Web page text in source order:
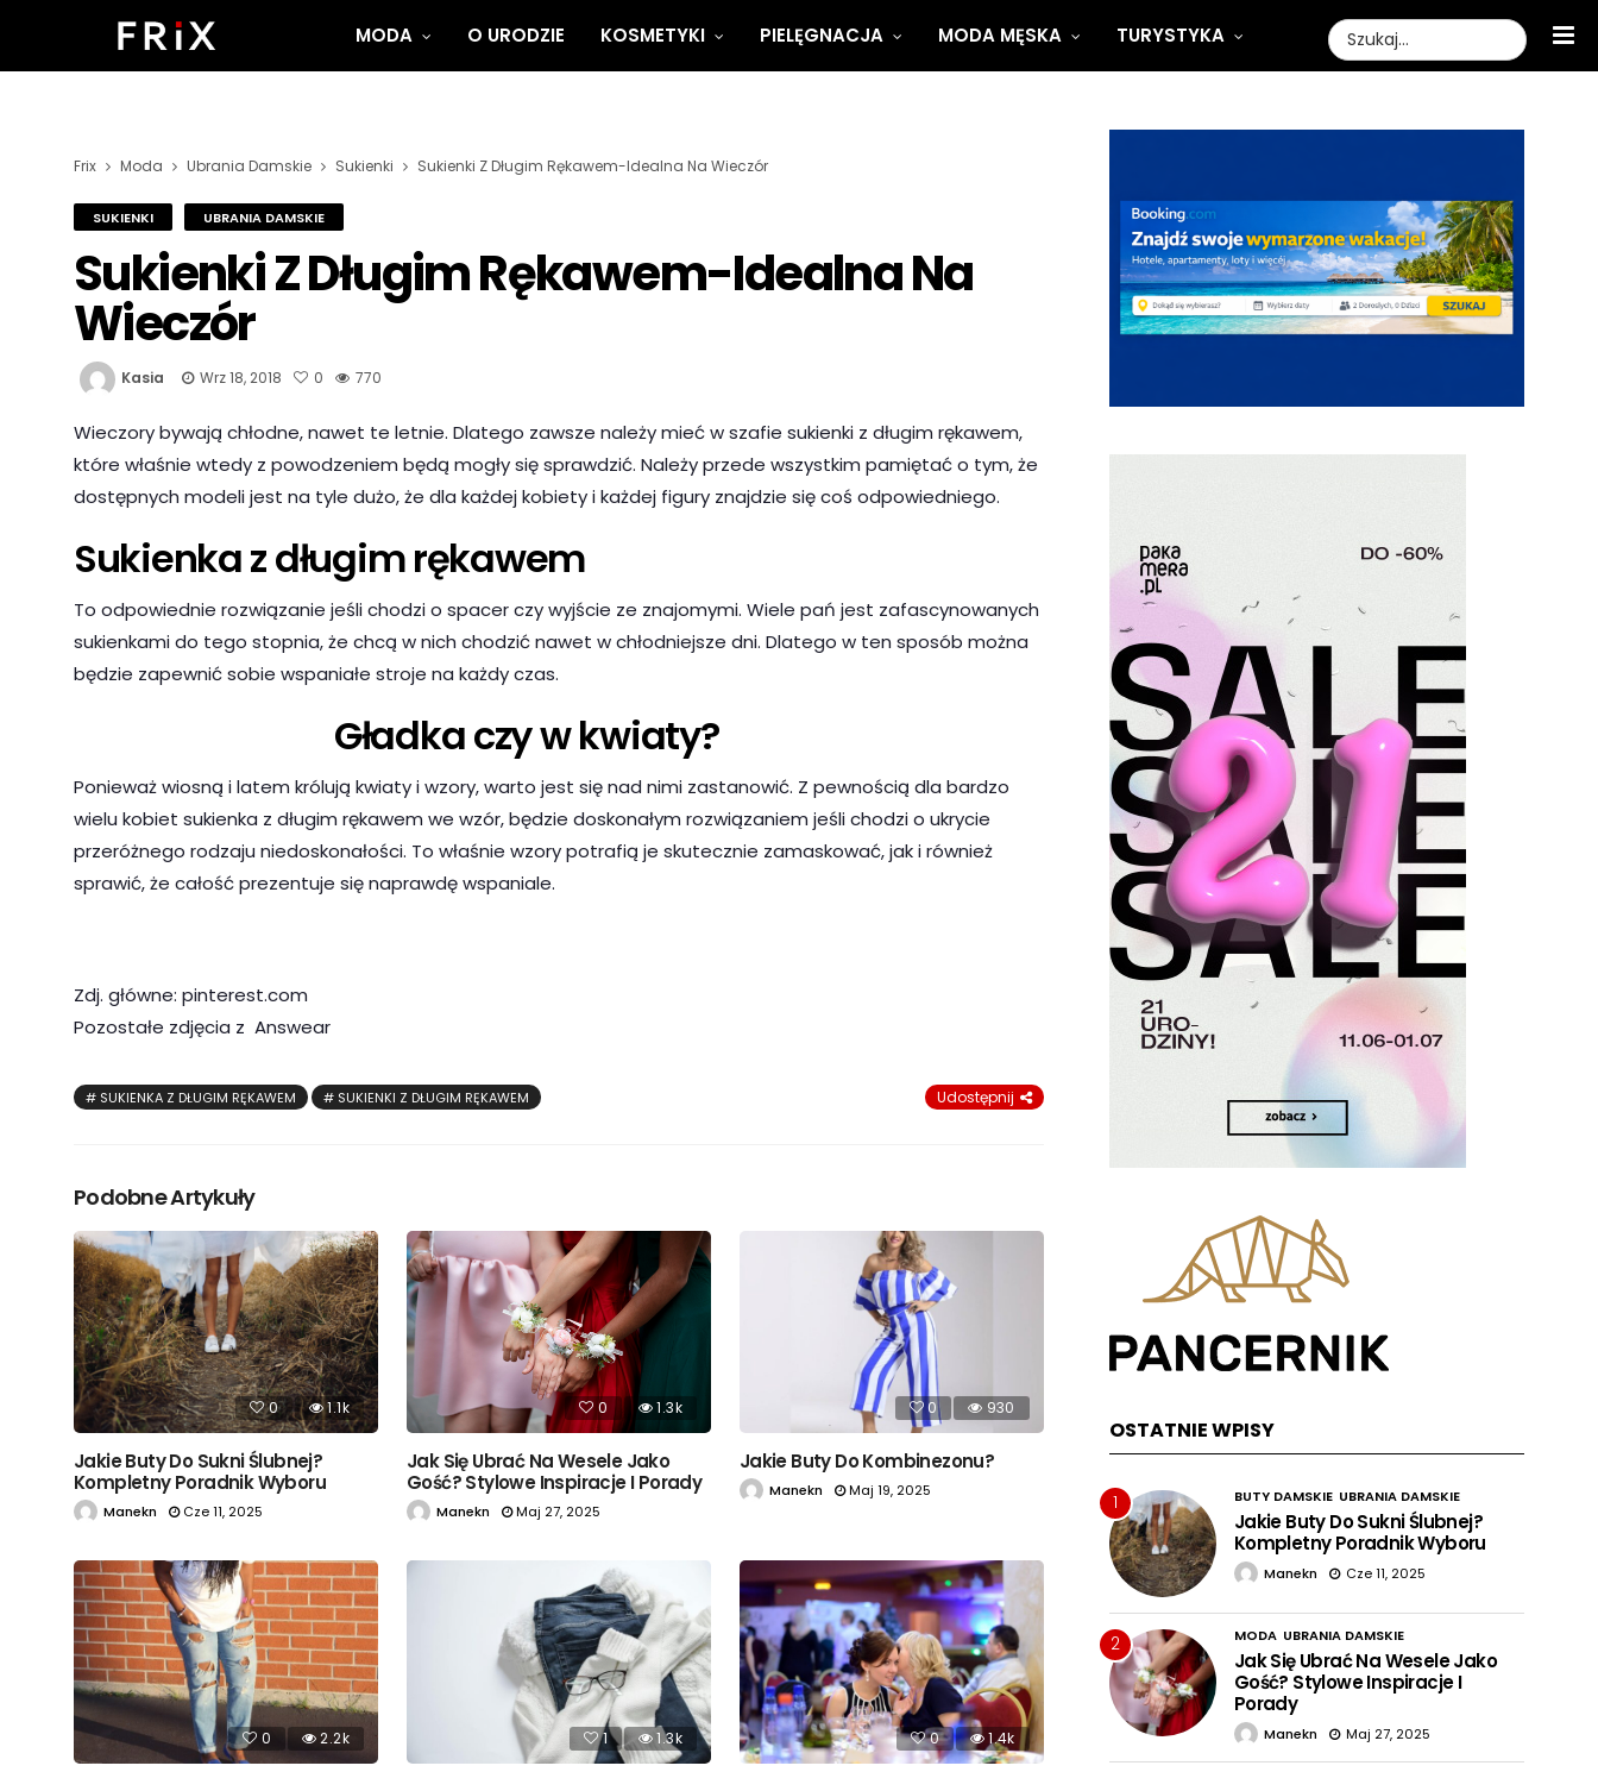
MODA O URODZIE KOSMETYKI PIELĘGNACJA MODA MĘSKA TURYSTYKA
Frix Moda Ubrania Damskie Sukienki Sukienki Z Długim Rękawem-Idealna Na Wieczór
SUKIENKI UBRANIA DAMSKIE
Sukienki Z Długim Rękawem-Idealna Na
Wieczór
Kasia Wrz 18, 2018 0 770
Wieczory bywają chłodne, nawet te letnie. Dlatego zawsze należy mieć w szafie sukienki z długim rękawem,
które właśnie wtedy z powodzeniem będą mogły się sprawdzić. Należy przede wszystkim pamiętać o tym, że
dostępnych modeli jest na tyle dużo, że dla każdej kobiety i każdej figury znajdzie się coś odpowiedniego.
Sukienka z długim rękawem
To odpowiednie rozwiązanie jeśli chodzi o spacer czy wyjście ze znajomymi. Wiele pań jest zafascynowanych
sukienkami do tego stopnia, że chcą w nich chodzić nawet w chłodniejsze dni. Dlatego w ten sposób można
będzie zapewnić sobie wspaniałe stroje na każdy czas.
Gładka czy w kwiaty?
Ponieważ wiosną i latem królują kwiaty i wzory, warto jest się nad nimi zastanowić. Z pewnością dla bardzo
wielu kobiet sukienka z długim rękawem we wzór, będzie doskonałym rozwiązaniem jeśli chodzi o ukrycie
przeróżnego rodzaju niedoskonałości. To właśnie wzory potrafią je skutecznie zamaskować, jak i również
sprawić, że całość prezentuje się naprawdę wspaniale.
Zdj. główne: pinterest.com
Pozostałe zdjęcia z Answear
SUKIENKA Z DŁUGIM RĘKAWEM SUKIENKI Z DŁUGIM RĘKAWEM Udostępnij
Podobne Artykuły
0 1.1k
Jakie Buty Do Sukni Ślubnej?
Kompletny Poradnik Wyboru
Manekn Cze 11, 2025
0 1.3k
Jak Się Ubrać Na Wesele Jako
Gość? Stylowe Inspiracje I Porady
Manekn Maj 27, 2025
0 930
Jakie Buty Do Kombinezonu?
Manekn Maj 19, 2025
0 2.2k 1 1.3k 0 1.4k
OSTATNIE WPISY
1 BUTY DAMSKIE UBRANIA DAMSKIE
Jakie Buty Do Sukni Ślubnej?
Kompletny Poradnik Wyboru
Manekn Cze 11, 2025
2 MODA UBRANIA DAMSKIE
Jak Się Ubrać Na Wesele Jako
Gość? Stylowe Inspiracje I
Porady
Manekn Maj 27, 2025